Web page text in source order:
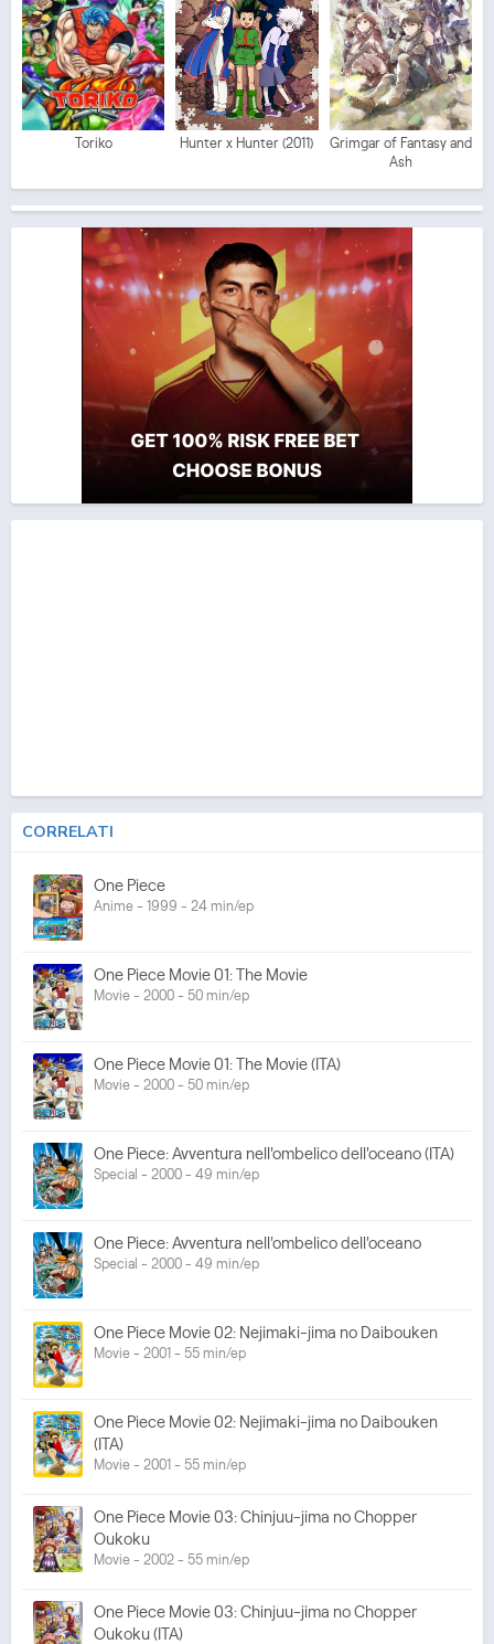
Toriko Hunter x Hunter (2011)
Grimgar of Fantasy and
Ash
CORRELATI
One Piece
Anime - 1999 - 24 min/ep
One Piece Movie 01: The Movie
Movie - 2000 - 50 min/ep
One Piece Movie 01: The Movie (ITA)
Movie - 2000 - 50 min/ep
One Piece: Avventura nell'ombelico dell'oceano (ITA)
Special - 2000 - 49 min/ep
One Piece: Avventura nell'ombelico dell'oceano
Special - 2000 - 49 min/ep
One Piece Movie 02: Nejimaki-jima no Daibouken
Movie - 2001 - 55 min/ep
One Piece Movie 02: Nejimaki-jima no Daibouken
(ITA)
Movie - 2001 - 55 min/ep
One Piece Movie 03: Chinjuu-jima no Chopper
Oukoku
Movie - 2002 - 55 min/ep
One Piece Movie 03: Chinjuu-jima no Chopper
Oukoku (ITA)